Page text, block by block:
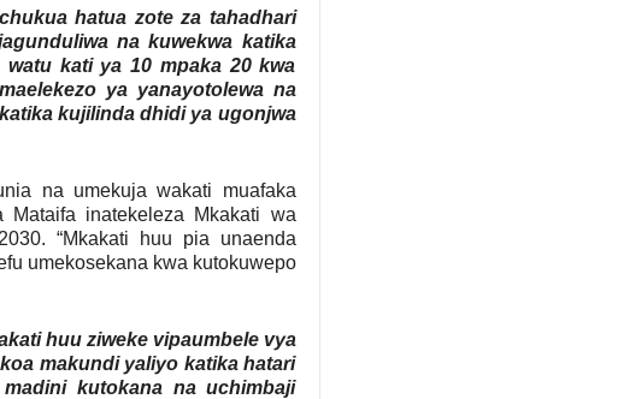
hatua zote za tahadhari
na kuwekwa katika
kati ya 10 mpaka 20 kwa
ya yanayotolewa na
kujilinda dhidi ya ugonjwa
na umekuja wakati muafaka
inatekeleza Mkakati wa
“Mkakati huu pia unaenda
umekosekana kwa kutokuwepo
huu ziweke vipaumbele vya
makundi yaliyo katika hatari
kutokana na uchimbaji